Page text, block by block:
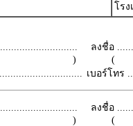
โร
)
ลงชื่อ
เบอร์โทร
)
ลงชื่อ